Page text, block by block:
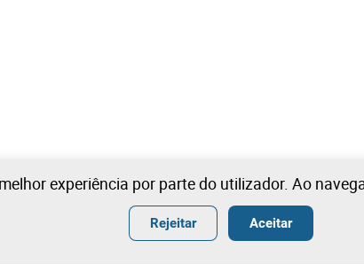
experiência por parte do utilizador. Ao
Rejeitar Aceitar